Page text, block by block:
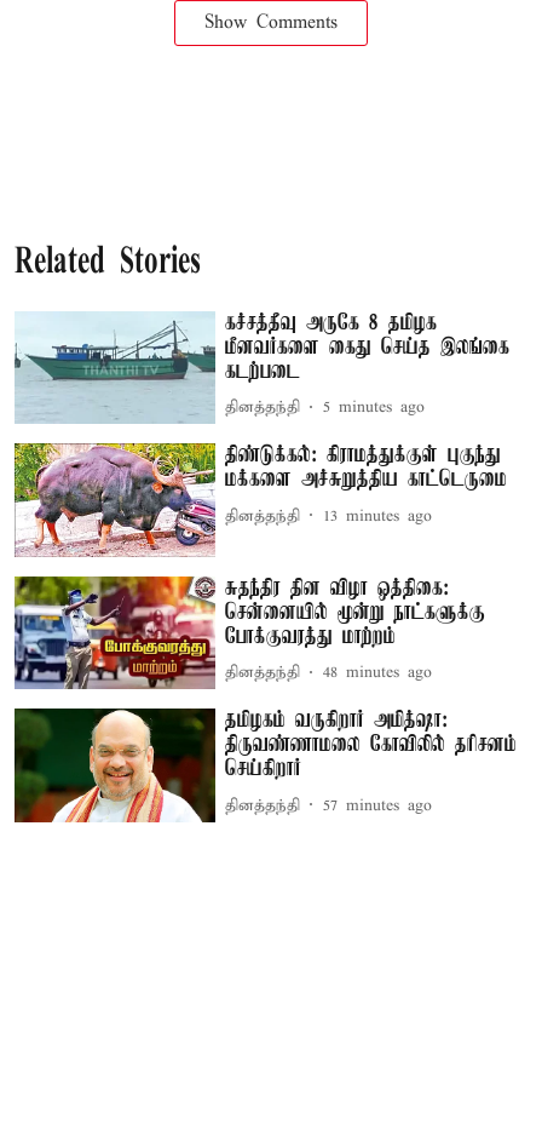
Show Comments
Related Stories
கச்சத்தீவு அருகே 8 தமிழக
மீனவர்களை கைது செய்த இலங்கை
கடற்படை
தினத்தந்தி 5 minutes ago
திண்டுக்கல்: கிராமத்துக்குள் புகுந்து
மக்களை அச்சுறுத்திய காட்டெருமை
தினத்தந்தி 13 minutes ago
சுதந்திர தின விழா ஒத்திகை:
சென்னையில் மூன்று நாட்களுக்கு
போக்குவரத்து மாற்றம்
தினத்தந்தி 48 minutes ago
தமிழகம் வருகிறார் அமித்ஷா:
திருவண்ணாமலை கோவிலில் தரிசனம்
செய்கிறார்
தினத்தந்தி 57 minutes ago